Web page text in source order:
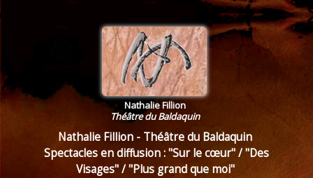
Nathalie Fillion
Théâtre du Baldaquin
Nathalie Fillion - Théâtre du Baldaquin
Spectacles en diffusion : "Sur le cœur" / "Des
Visages" / "Plus grand que moi"